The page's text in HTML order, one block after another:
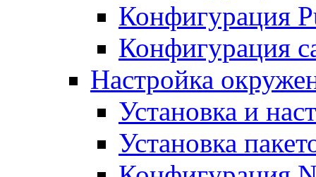
Конфигурация
Конфигурация
Настройка
Установка и
Установка